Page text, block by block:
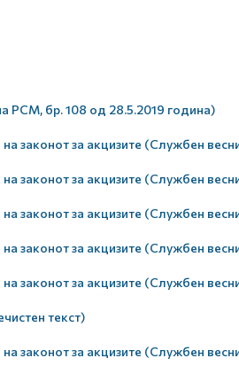
РСМ, бр. 108 од 28.5.2019 година)
законот за акцизите (Службен
законот за акцизите (Службен
законот за акцизите (Службен
законот за акцизите (Службен
законот за акцизите (Службен
текст)
законот за акцизите (Службен